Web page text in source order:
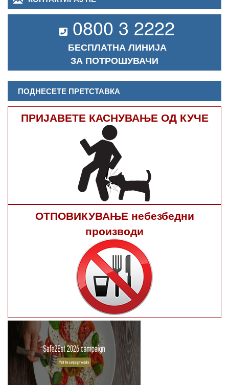
0800 3 2222
БЕСПЛАТНА ЛИНИЈА
ЗА ПОТРОШУВАЧИ
ПОДНЕСЕТЕ ПРЕТСТАВКА
ПРИЈАВЕТЕ КАСНУВАЊЕ ОД КУЧЕ
ОТПОВИКУВАЊЕ небезбедни
производи